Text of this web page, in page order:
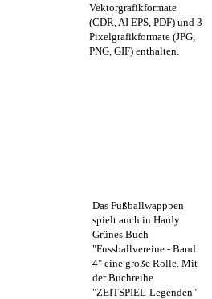
Vektorgrafikformate
(CDR, AI EPS, PDF) und 3
Pixelgrafikformate (JPG,
PNG, GIF) enthalten.
Das Fußballwapppen
spielt auch in Hardy
Grünes Buch
"Fussballvereine - Band
4" eine große Rolle. Mit
der Buchreihe
"ZEITSPIEL-Legenden"